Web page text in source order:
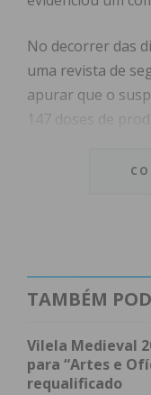
No decorrer das
uma revista de
apurar que o
147 doses de
O detido, com
mesma natureza,
Lousada.
TAMBÉM
Vilela Medieval
para “Artes e
requalificado